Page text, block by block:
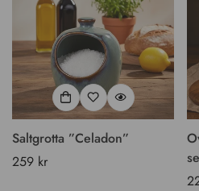
Saltgrotta ”Celadon”
Vanligt
259 kr